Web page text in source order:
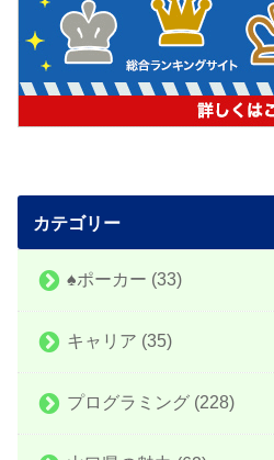
カテゴリー
♠️ポーカー (33)
キャリア (35)
プログラミング (228)